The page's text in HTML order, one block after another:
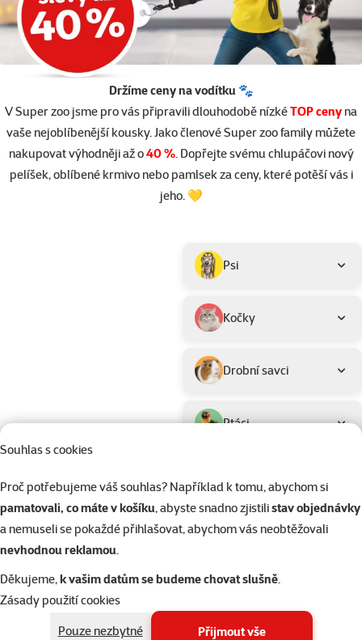
Souhlas s cookies
Proč potřebujeme váš souhlas? Například k tomu, abychom si
pamatovali, co máte v košíku, abyste snadno zjistilistav objednávky
a nemuseli se pokaždé přihlašovat, abychom vás neobtěžovali
nevhodnou reklamou.
Děkujeme,k vašim datům se budeme chovat slušně.
Zásady použití cookies
Pouze nezbytné
Přijmout vše
Držíme ceny na vodítku 🐾
V Super zoo jsme pro vás připravili dlouhodobě nízkéTOP ceny na
vaše nejoblíbenější kousky. Jako členové Super zoo family můžete
nakupovat výhodněji až o40 %.Dopřejte svému chlupáčovi nový
pelíšek, oblíbené krmivo nebo pamlsek za ceny, které potěší vás i
jeho. 💛
Podkategorie
Psi
Kočky
Drobní savci
Ptáci
Teraristika
Filtrovat 2
Kočky > Cestování s kočkou -
Nenalezeny žádné produkty